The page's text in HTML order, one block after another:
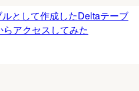
として作成したDeltaテーブ
アクセスしてみた